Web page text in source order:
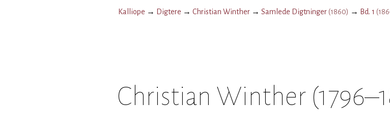
Kalliope → Digtere → Christian Winther → Samlede Digtninger(1860) → Bd. 1 (
Christian Winther